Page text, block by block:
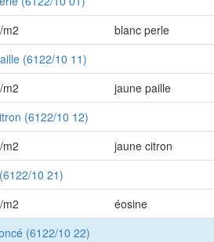
blanc perle
(6122/10 11)
jaune paille
(6122/10 12)
jaune citron
10 21)
éosine
(6122/10 22)